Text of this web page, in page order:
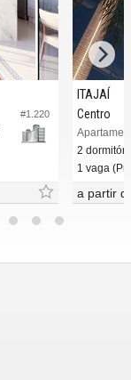
#1.220
ITAJAÍ
Centro
2
1 vaga
a partir